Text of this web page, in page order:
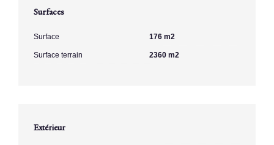
Surfaces
Surface 176 m2
Surface terrain 2360 m2
Extérieur